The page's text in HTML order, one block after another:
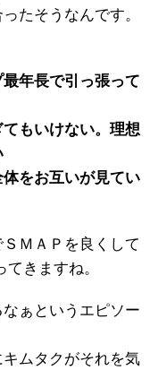
たそうなんです。
年長で引っ張って
てもいけない。理想
体をお互いが見てい
ＭＡＰを良くして
きますね。
ぁというエピソー
ムタクがそれを気